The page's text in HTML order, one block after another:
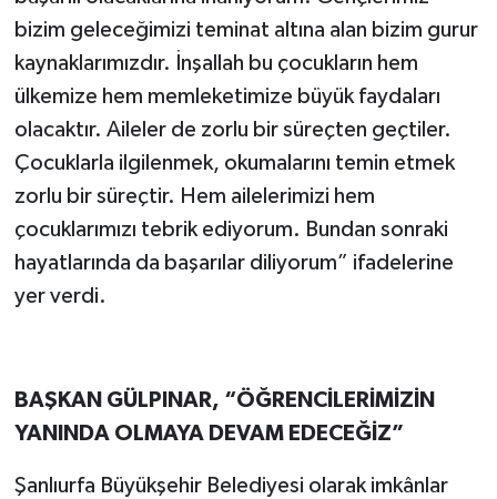
bizim geleceğimizi teminat altına alan bizim gurur
kaynaklarımızdır. İnşallah bu çocukların hem
ülkemize hem memleketimize büyük faydaları
olacaktır. Aileler de zorlu bir süreçten geçtiler.
Çocuklarla ilgilenmek, okumalarını temin etmek
zorlu bir süreçtir. Hem ailelerimizi hem
çocuklarımızı tebrik ediyorum. Bundan sonraki
hayatlarında da başarılar diliyorum” ifadelerine
yer verdi.
BAŞKAN GÜLPINAR, “ÖĞRENCİLERİMİZİN
YANINDA OLMAYA DEVAM EDECEĞİZ”
Şanlıurfa Büyükşehir Belediyesi olarak imkânlar